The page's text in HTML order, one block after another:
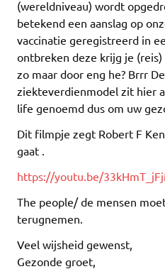
(wereldniveau) wordt
betekend een aanslag op
vaccinatie geregistreerd in
ontbreken deze krijg je
zo maar door eng he? Brrr
ziekteverdienmodel zit hier
life genoemd dus om uw
Dit filmpje zegt Robert F
gaat .
https://youtu.be/
The people/ de mensen
terugnemen.
Veel wijsheid gewenst,
Gezonde groet,